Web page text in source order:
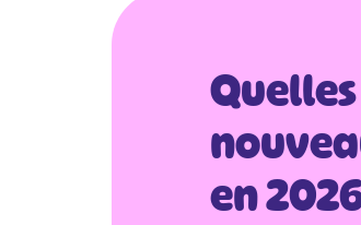
Quelles
en